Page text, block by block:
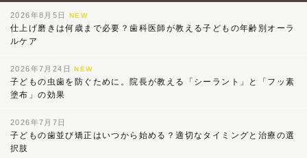
2026年8月5日NEW
仕上げ磨きは何歳まで必要？歯科医師が教える子どもの年齢別オーラ
ルケア
2026年7月24日NEW
子どもの虫歯を防ぐために。院長が教える「シーラント」と「フッ素
塗布」の効果
2026年7月7日
子どもの歯並び矯正はいつから始める？適切なタイミングと治療の選
択肢